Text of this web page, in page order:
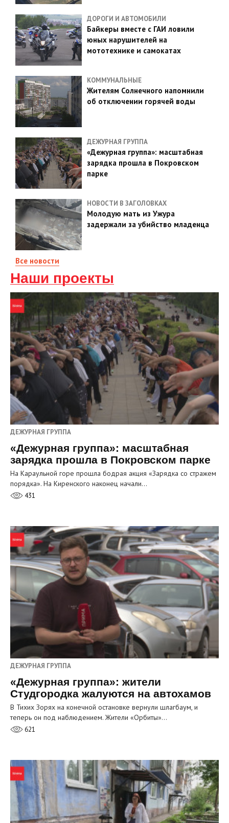
ДОРОГИ И АВТОМОБИЛИ
Байкеры вместе с ГАИ ловили
юных нарушителей на
мототехнике и самокатах
КОММУНАЛЬНЫЕ
Жителям Солнечного напомнили
об отключении горячей воды
ДЕЖУРНАЯ ГРУППА
«Дежурная группа»: масштабная
зарядка прошла в Покровском
парке
НОВОСТИ В ЗАГОЛОВКАХ
Молодую мать из Ужура
задержали за убийство младенца
Все новости
Наши проекты
ДЕЖУРНАЯ ГРУППА
«Дежурная группа»: масштабная
зарядка прошла в Покровском парке
На Караульной горе прошла бодрая акция «Зарядка со стражем
порядка». На Киренского наконец начали…
431
ДЕЖУРНАЯ ГРУППА
«Дежурная группа»: жители
Студгородка жалуются на автохамов
В Тихих Зорях на конечной остановке вернули шлагбаум, и
теперь он под наблюдением. Жители «Орбиты»…
621